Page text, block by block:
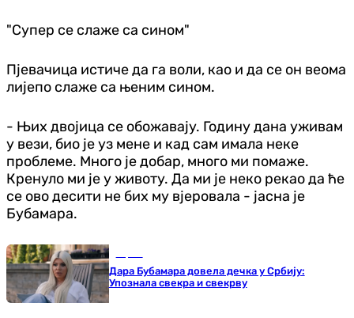
"Супер се слаже са сином"
Пјевачица истиче да га воли, као и да се он веома
лијепо слаже са њеним сином.
- Њих двојица се обожавају. Годину дана уживам
у вези, био је уз мене и кад сам имала неке
проблеме. Много је добар, много ми помаже.
Кренуло ми је у животу. Да ми је неко рекао да ће
се ово десити не бих му вјеровала - јасна је
Бубамара.
Дара Бубамара довела дечка у Србију:
Упознала свекра и свекрву